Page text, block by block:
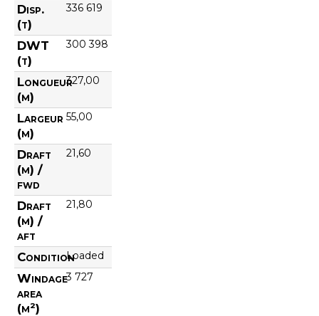
Disp.
(t)
336 619
DWT
(t)
300 398
Longueur
(m)
327,00
Largeur
(m)
55,00
Draft
(m) /
fwd
21,60
Draft
(m) /
aft
21,80
ConditionLoaded
Windage
area
(m²)
3 727